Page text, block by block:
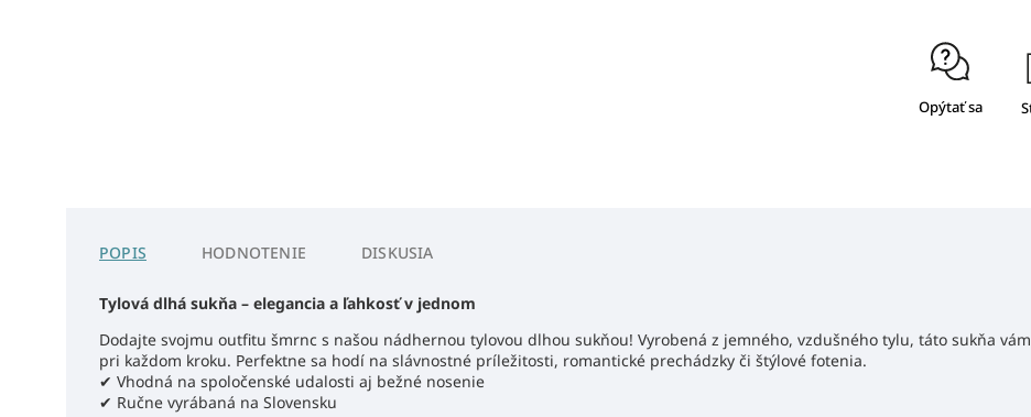
Opýtať sa
POPIS HODNOTENIE DISKUSIA
Tylová dlhá sukňa – elegancia a ľahkosť v jednom
Dodajte svojmu outfitu šmrnc s našou nádhernou tylovou dlhou sukňou! Vyrobená z jemného, vzdušného tylu, táto sukňa
pri každom kroku. Perfektne sa hodí na slávnostné príležitosti, romantické prechádzky či štýlové fotenia.
✔ Vhodná na spoločenské udalosti aj bežné nosenie
✔ Ručne vyrábaná na Slovensku